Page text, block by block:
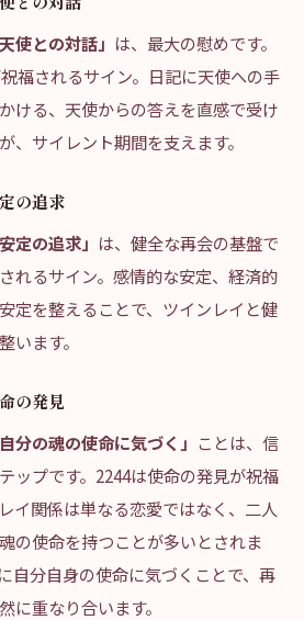
天使との対話」 は、最大の慰めです。
福されるサイン。日記に天使への手
ける、天使からの答えを直感で受け
サイレント期間を支えます。
の追求
安定の追求」 は、健全な再会の基盤で
れるサイン。感情的な安定、経済的
定を整えることで、ツインレイと健
います。
の発見
自分の魂の使命に気づく」 ことは、信
ップです。2244は使命の発見が祝福
イ関係は単なる恋愛ではなく、二人
の使命を持つことが多いとされま
自分自身の使命に気づくことで、再
に重なり合います。